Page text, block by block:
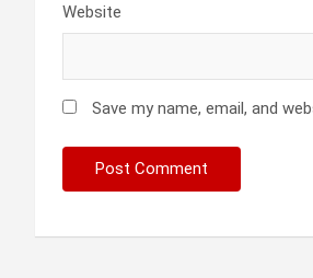
Website
Save my name, email, and